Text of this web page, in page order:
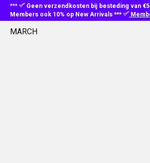
***
Geen verzendkosten bij besteding van
Members ook 10% op New Arrivals ***
MARCH